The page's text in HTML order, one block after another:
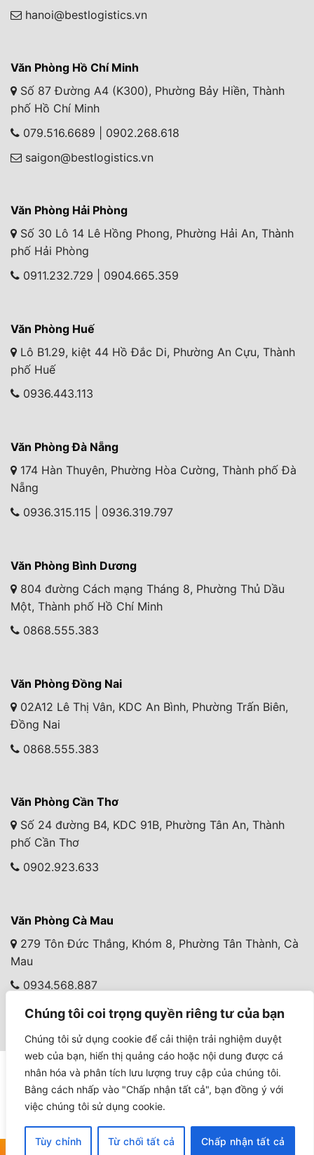
Chúng tôi coi trọng quyền riêng tư của bạn
Chúng tôi sử dụng cookie để cải thiện trải nghiệm duyệt
web của bạn, hiển thị quảng cáo hoặc nội dung được cá
nhân hóa và phân tích lưu lượng truy cập của chúng tôi.
Bằng cách nhấp vào "Chấp nhận tất cả", bạn đồng ý với
việc chúng tôi sử dụng cookie.
Tùy chỉnh Từ chối tất cả Chấp nhận tất cả
hanoi@bestlogistics.vn
Văn Phòng Hồ Chí Minh
Số 87 Đường A4 (K300), Phường Bảy Hiền, Thành
phố Hồ Chí Minh
079.516.6689 | 0902.268.618
saigon@bestlogistics.vn
Văn Phòng Hải Phòng
Số 30 Lô 14 Lê Hồng Phong, Phường Hải An, Thành
phố Hải Phòng
0911.232.729 | 0904.665.359
Văn Phòng Huế
Lô B1.29, kiệt 44 Hồ Đắc Di, Phường An Cựu, Thành
phố Huế
0936.443.113
Văn Phòng Đà Nẵng
174 Hàn Thuyên, Phường Hòa Cường, Thành phố Đà
Nẵng
0936.315.115 | 0936.319.797
Văn Phòng Bình Dương
804 đường Cách mạng Tháng 8, Phường Thủ Dầu
Một, Thành phố Hồ Chí Minh
0868.555.383
Văn Phòng Đồng Nai
02A12 Lê Thị Vân, KDC An Bình, Phường Trấn Biên,
Đồng Nai
0868.555.383
Văn Phòng Cần Thơ
Số 24 đường B4, KDC 91B, Phường Tân An, Thành
phố Cần Thơ
0902.923.633
Văn Phòng Cà Mau
279 Tôn Đức Thắng, Khóm 8, Phường Tân Thành, Cà
Mau
0934.568.887
GIỚI THIỆU CHUYỂN PHÁT NHANH
Thiết kế và duy trì bởiÁ CHÂU MEDIA |Á Châu Multimedia &
Hỗ trợ tư vấn Hỗ trợ